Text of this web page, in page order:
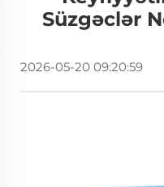
Süzgəclər
2026-05-20 09:20:59